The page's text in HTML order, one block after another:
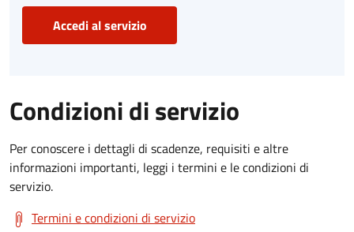
Accedi al servizio
Condizioni di servizio
Per conoscere i dettagli di scadenze, requisiti e altre
informazioni importanti, leggi i termini e le condizioni di
servizio.
Termini e condizioni di servizio